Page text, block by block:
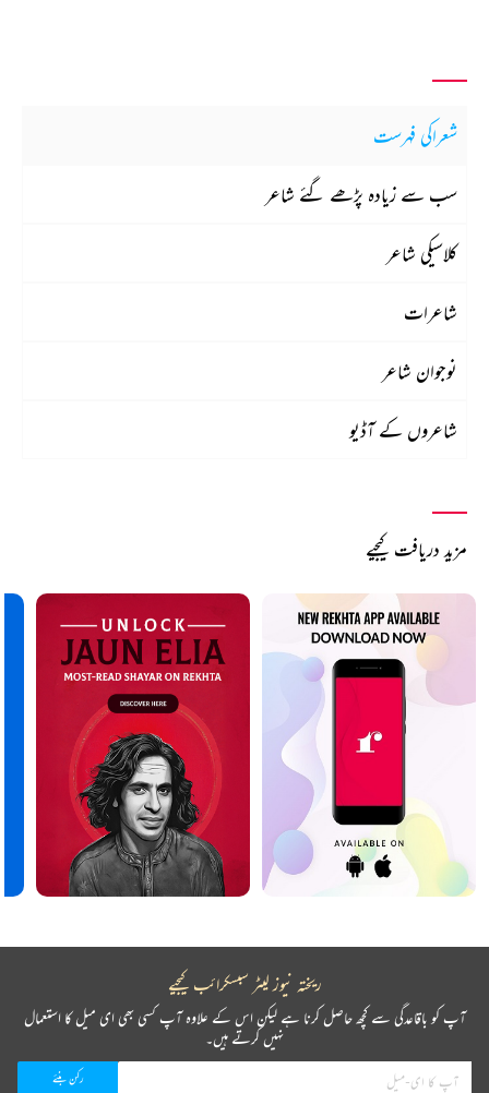
شعراکی فہرست
سب سے زیادہ پڑھے گئے شاعر
کلاسیکی شاعر
شاعرات
نوجوان شاعر
شاعروں کے آڈیو
مزید دریافت کیجیے
ریختہ نیوز لیٹر سبسکرائب کیجیے
آپ کو باقاعدگی سے کچھ حاصل کرنا ہے لیکن اس کے علاوہ آپ کسی بھی ای میل کا استعمال
نہیں کرتے ہیں۔